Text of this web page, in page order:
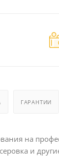
ГАРАНТИИ
на
и